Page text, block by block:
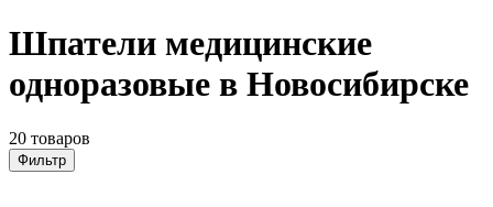
Шпатели медицинские
одноразовые в Новосибирске
20 товаров
Фильтр